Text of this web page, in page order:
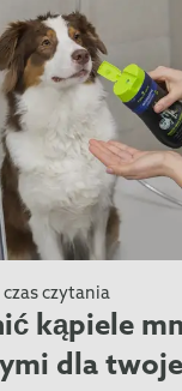
czas czytania
kąpiele
dla